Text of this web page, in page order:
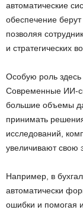
автоматические
обеспечение
позволяя
и стратегических
Особую роль здесь
Современные ИИ-
большие объемы
принимать
исследований,
увеличивают свою
Например, в
автоматически
ошибки и помогая